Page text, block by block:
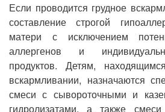
Если проводится грудное
составление строгой
матери с исключением
аллергенов и
продуктов. Детям,
вскармливании, назначаются
смеси с сывороточными и
гидролизатами, а также